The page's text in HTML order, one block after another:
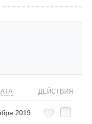
ДЕЙСТВИЯ
2019